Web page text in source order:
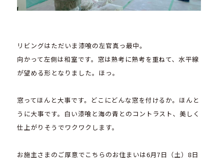
リビングはただいま漆喰の左官真っ最中。
向かって左側は和室です。窓は熟考に熟考を重ねて、水平線
が望める形となりました。ほっ。
窓ってほんと大事です。どこにどんな窓を付けるか。ほんと
うに大事です。白い漆喰と海の青とのコントラスト、美しく
仕上がりそうでワクワクします。
お施主さまのご厚意でこちらのお住まいは6月7日（土）8日